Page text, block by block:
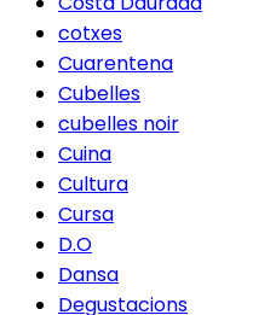
cotxes
Cuarentena
Cubelles
cubelles noir
Cuina
Cultura
Cursa
D.O
Dansa
Degustacions